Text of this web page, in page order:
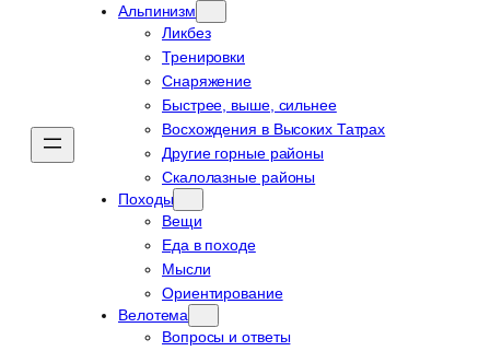
Альпинизм
Ликбез
Тренировки
Снаряжение
Быстрее, выше, сильнее
Восхождения в Высоких Татрах
Другие горные районы
Скалолазные районы
Походы
Вещи
Еда в походе
Мысли
Ориентирование
Велотема
Вопросы и ответы